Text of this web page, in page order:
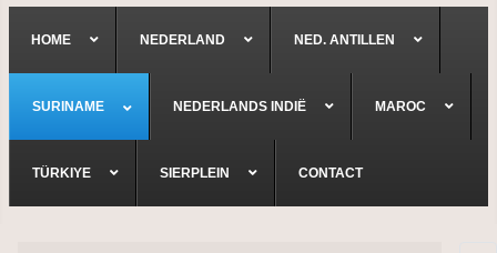
HOME NEDERLAND NED. ANTILLEN
SURINAME NEDERLANDS INDIË MAROC
TÜRKIYE SIERPLEIN CONTACT